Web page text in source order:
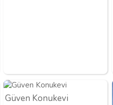
Güven Konukevi